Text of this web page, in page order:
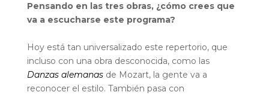
Pensando en las tres obras, ¿cómo crees que
va a escucharse este programa?
Hoy está tan universalizado este repertorio, que
incluso con una obra desconocida, como las
Danzas alemanas de Mozart, la gente va a
reconocer el estilo. También pasa con